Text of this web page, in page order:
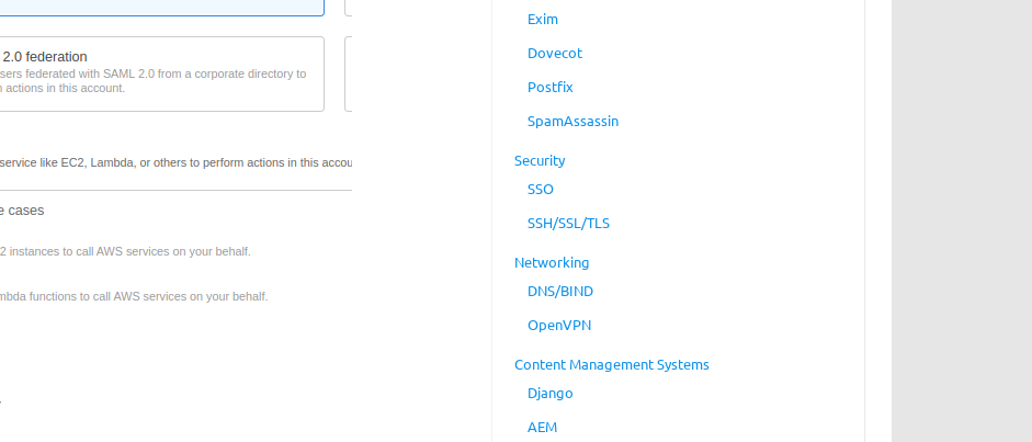
Exim
Dovecot
Postfix
SpamAssassin
Security
SSO
SSH/SSL/TLS
Networking
DNS/BIND
OpenVPN
Content Management Systems
Django
AEM